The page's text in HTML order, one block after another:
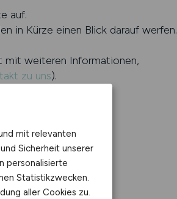
auf.
in Kürze einen Blick darauf werfen.
mit weiteren Informationen,
zu uns).
mit relevanten
Sicherheit unserer
personalisierte
Statistikzwecken.
aller Cookies zu.